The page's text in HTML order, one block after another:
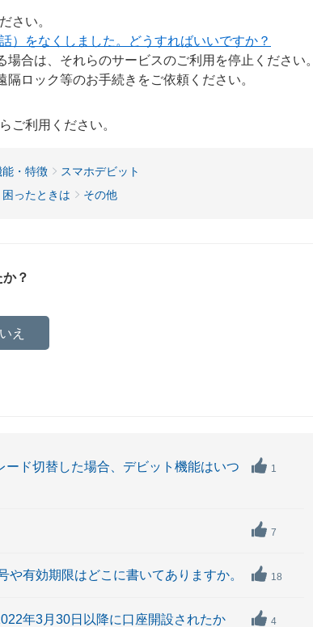
さい。
）をなくしました。どうすればいいですか？
合は、それらのサービスのご利用を停止ください。
ロック等のお手続きをご依頼ください。
ご利用ください。
・特徴
スマホデビット
困ったときは その他
？
え
ード切替した場合、デビット機能はいつ
1
7
や有効期限はどこに書いてありますか。 18
年3月30日以降に口座開設されたか
4